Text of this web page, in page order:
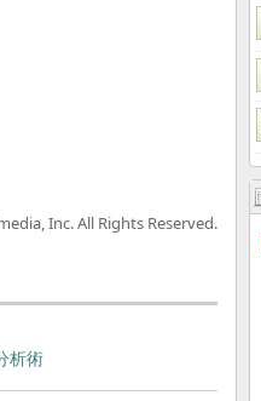
Inc. All Rights Reserved.
析術